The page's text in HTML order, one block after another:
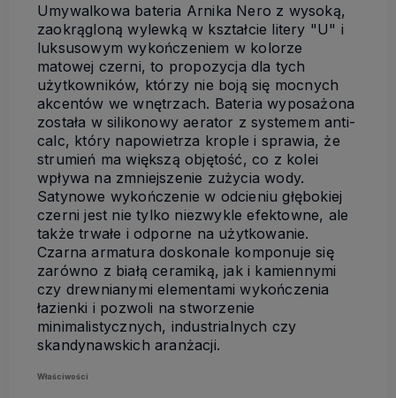
Umywalkowa bateria Arnika Nero z wysoką,
zaokrągloną wylewką w kształcie litery "U" i
luksusowym wykończeniem w kolorze
matowej czerni, to propozycja dla tych
użytkowników, którzy nie boją się mocnych
akcentów we wnętrzach. Bateria wyposażona
została w silikonowy aerator z systemem anti-
calc, który napowietrza krople i sprawia, że
strumień ma większą objętość, co z kolei
wpływa na zmniejszenie zużycia wody.
Satynowe wykończenie w odcieniu głębokiej
czerni jest nie tylko niezwykle efektowne, ale
także trwałe i odporne na użytkowanie.
Czarna armatura doskonale komponuje się
zarówno z białą ceramiką, jak i kamiennymi
czy drewnianymi elementami wykończenia
łazienki i pozwoli na stworzenie
minimalistycznych, industrialnych czy
skandynawskich aranżacji.
Właściwości